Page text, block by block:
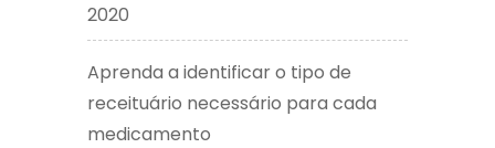
2020
Aprenda a identificar o tipo de
receituário necessário para cada
medicamento